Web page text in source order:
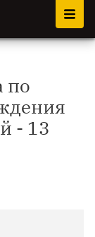
по
- 13